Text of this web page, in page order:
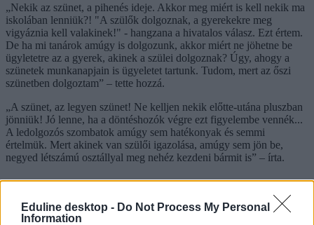
Eduline desktop - Do Not Process My Personal
Information
„Nekik az szünet, a pihenés ideje. Akkor meg miért is kell nekik ma
iskolában lenniük?! "A szülők dolgoznak, a gyerekekre meg
vigyáznia kell valakinek!" - hangzana a hivatalos válasz. Ezt értem.
De ha mi tanárok amúgy is dolgozunk, akkor miért ne jöhetne be
ügyletetre az a gyerek, akinek a szülei dolgoznak? Úgy, ahogy a
szünetek munkanapjain is ügyeletet tartunk. Tudom, mert az őszi
szünetben dolgoztam” – tette hozzá.
„A szünet, az legyen szünet! Ne kelljen nekik előtte-utána pluszban
jönniük! Jó lenne, ha a döntéshozók végre ezt figyelembe vennék...
A ledolgozós szombatok amúgy sem hatékonyak és semmi
értelmük. Mert akinek van szülői igazolása, amúgy sem jön be,
negyed létszámú osztállyal meg nehéz kezdeni bármit is” – írta.